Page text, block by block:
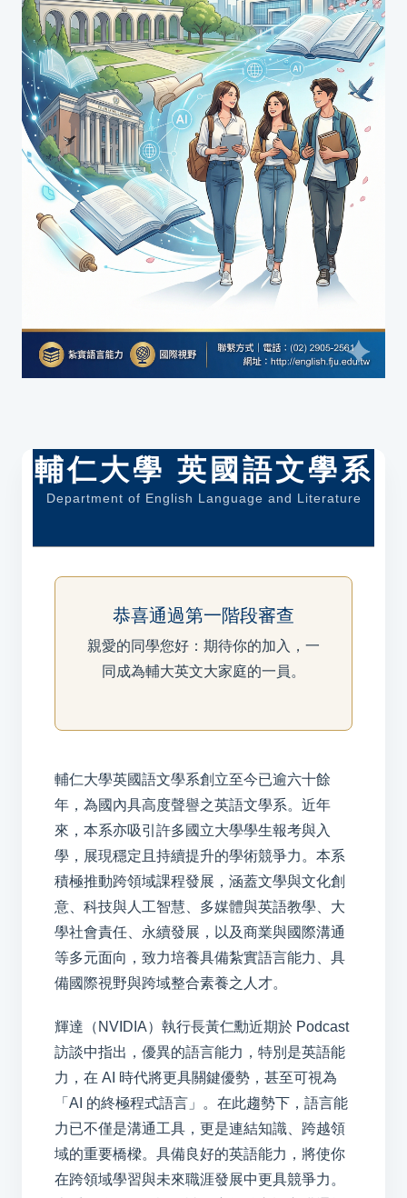
輔仁大學 英國語文學系
Department of English Language and Literature
恭喜通過第一階段審查
親愛的同學您好：期待你的加入，一
同成為輔大英文大家庭的一員。
輔仁大學英國語文學系創立至今已逾六十餘
年，為國內具高度聲譽之英語文學系。近年
來，本系亦吸引許多國立大學學生報考與入
學，展現穩定且持續提升的學術競爭力。本系
積極推動跨領域課程發展，涵蓋文學與文化創
意、科技與人工智慧、多媒體與英語教學、大
學社會責任、永續發展，以及商業與國際溝通
等多元面向，致力培養具備紮實語言能力、具
備國際視野與跨域整合素養之人才。
輝達（NVIDIA）執行長黃仁勳近期於 Podcast
訪談中指出，優異的語言能力，特別是英語能
力，在 AI 時代將更具關鍵優勢，甚至可視為
「AI 的終極程式語言」。在此趨勢下，語言能
力已不僅是溝通工具，更是連結知識、跨越領
域的重要橋樑。具備良好的英語能力，將使你
在跨領域學習與未來職涯發展中更具競爭力。